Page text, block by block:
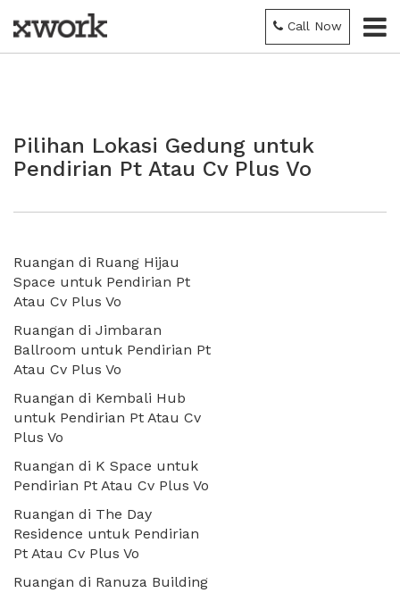
Call Now
Pilihan Lokasi Gedung untuk
Pendirian Pt Atau Cv Plus Vo
Ruangan di Ruang Hijau
Space untuk Pendirian Pt
Atau Cv Plus Vo
Ruangan di Jimbaran
Ballroom untuk Pendirian Pt
Atau Cv Plus Vo
Ruangan di Kembali Hub
untuk Pendirian Pt Atau Cv
Plus Vo
Ruangan di K Space untuk
Pendirian Pt Atau Cv Plus Vo
Ruangan di The Day
Residence untuk Pendirian
Pt Atau Cv Plus Vo
Ruangan di Ranuza Building